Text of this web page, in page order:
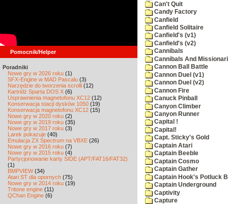
Pomocnik/Helper
Poradniki
Nowe gry w 2026 roku (1)
SFX-Engine w MAD Pascalu (3)
Narzędzie do tworzenia scrolli (12)
Kartridż Sparta DOS X (6)
Usprawnienia magnetofonu XC12 (12)
Konserwacja stacji dysków 1050 (19)
Konserwacja magnetofonu XC12 (15)
Nowe gry w 2020 roku (2)
Nowe gry w 2019 roku (35)
Nowe gry w 2017 roku (3)
Larek pokazuje (40)
Emulacja ZX Spectrum na VBXE (26)
Nowe gry w 2016 roku (7)
Nowe gry w 2015 roku (4)
Partycjonowanie karty SIDE (APT/FAT16/FAT32)
(1)
BMPVIEW(34)
Atari ST dla opornych (75)
Nowe gry w 2014 roku (19)
Tritone engine (11)
QChan Engine (6)
Can't Quit
Candy Factory
Canfield
Canfield Solitaire
Canfield's (v1)
Canfield's (v2)
Cannibals
Cannibals And
Cannon Ball Battle
Cannon Duel (v1)
Cannon Duel (v2)
Cannon Fire
Canuck Pinball
Canyon Climber
Canyon Runner
Capital !
Capital!
Capt. Sticky's Gold
Captain Atari
Captain Beeble
Captain Cosmo
Captain Gather
Captain Hook's Potluck
Captain Underground
Captivity
Capture